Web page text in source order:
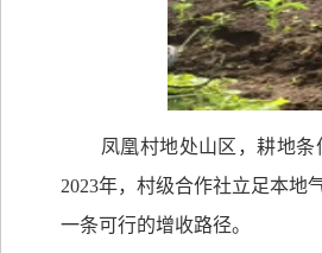
凤凰村地处山区，耕地
2023年，村级合作社立足本地
一条可行的增收路径。